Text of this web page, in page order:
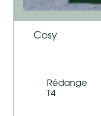
Cosy
Rédange
T4